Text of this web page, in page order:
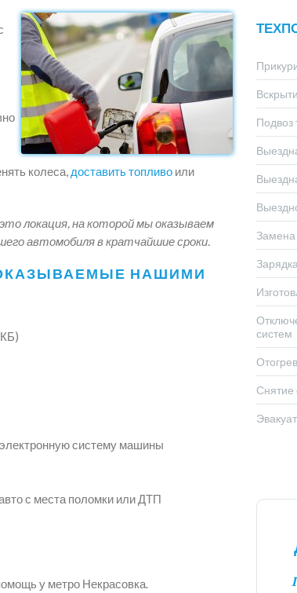
колеса, доставить топливо или
локация, на которой мы оказываем
автомобиля в кратчайшие сроки.
НАШИМИ
систему машины
с места поломки или ДТП
у метро Некрасовка.
Подвоз
Замена
систем
Снятие